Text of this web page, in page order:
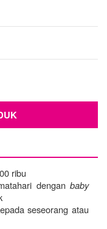
ribu
dengan baby
seseorang atau